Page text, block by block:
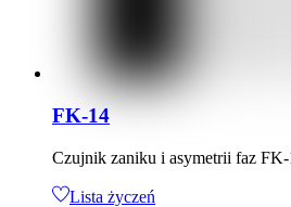
FK-14
Czujnik zaniku i asymetrii faz
Lista życzeń